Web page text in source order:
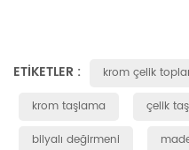
ETIKETLER : krom çelik
krom taşlama
çelik
bilyalı değirmeni